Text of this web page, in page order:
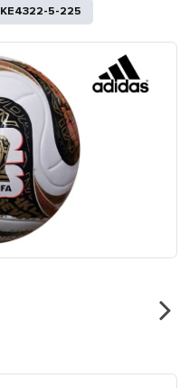
KE4322-5-225